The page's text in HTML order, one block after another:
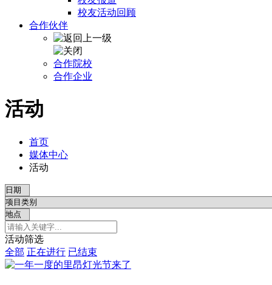
校友活动回顾
合作伙伴
合作院校
合作企业
活动
首页
媒体中心
活动
活动筛选
全部 正在进行 已结束